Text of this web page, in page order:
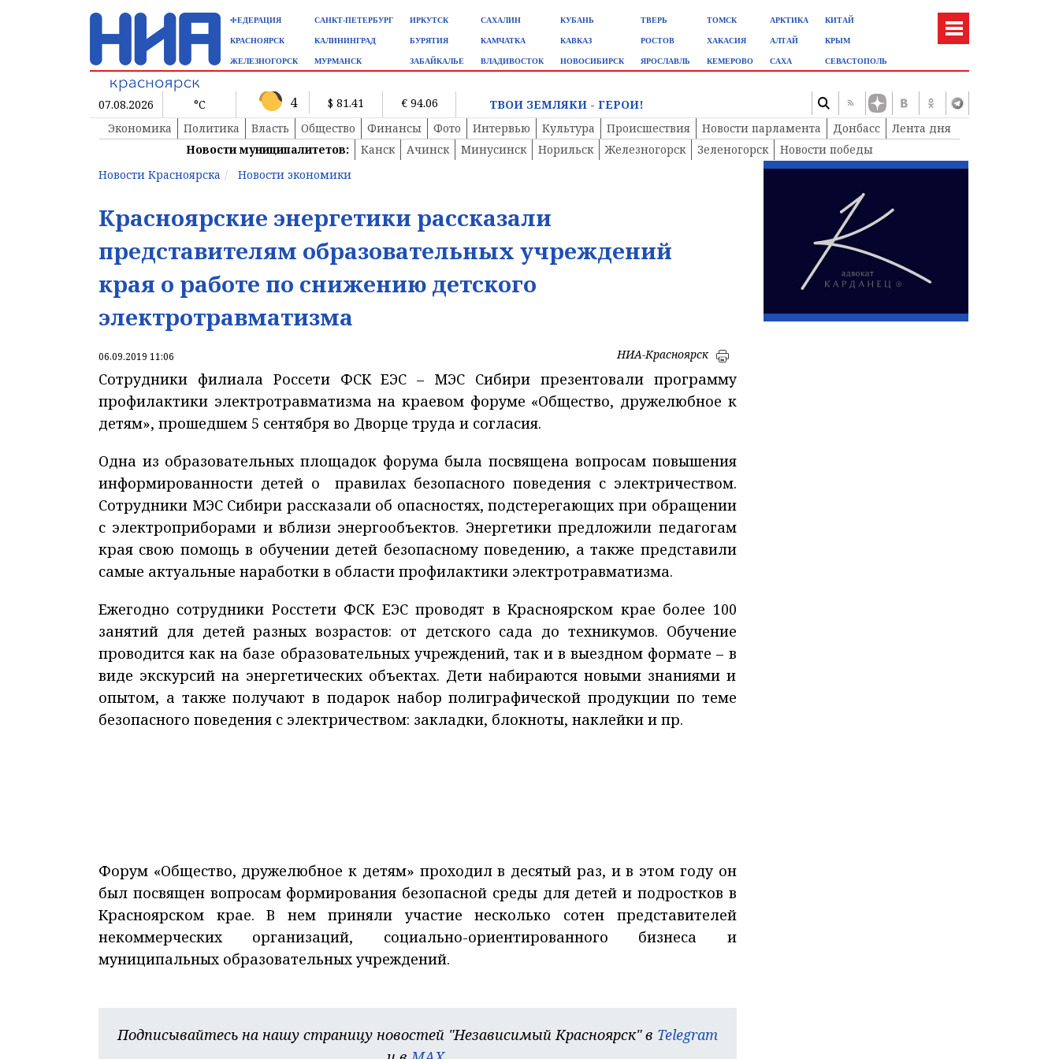
ФЕДЕРАЦИЯ
КРАСНОЯРСК
ЖЕЛЕЗНОГОРСК
САНКТ-ПЕТЕРБУРГ
КАЛИНИНГРАД
МУРМАНСК
ИРКУТСК
БУРЯТИЯ
ЗАБАЙКАЛЬЕ
САХАЛИН
КАМЧАТКА
ВЛАДИВОСТОК
КУБАНЬ
КАВКАЗ
НОВОСИБИРСК
ТВЕРЬ
РОСТОВ
ЯРОСЛАВЛЬ
ТОМСК
ХАКАСИЯ
КЕМЕРОВО
АРКТИКА
АЛТАЙ
САХА
КИТАЙ
КРЫМ
СЕВАСТОПОЛЬ
07.08.2026 °C 4 $ 81.41 € 94.06
ТВОИ ЗЕМЛЯКИ - ГЕРОИ!
Экономика
Политика Власть Общество Финансы Фото Интервью Культура Происшествия Новости парламента Донбасс
Лента дня
Новости муниципалитетов:
Канск Ачинск Минусинск Норильск Железногорск Зеленогорск
Новости победы
Новости Красноярска
Новости экономики
Красноярские энергетики рассказали
представителям образовательных учреждений
края о работе по снижению детского
электротравматизма
06.09.2019 11:06 НИА-Красноярск
Сотрудники филиала Россети ФСК ЕЭС – МЭС Сибири презентовали программу
профилактики электротравматизма на краевом форуме «Общество, дружелюбное к
детям», прошедшем 5 сентября во Дворце труда и согласия.
Одна из образовательных площадок форума была посвящена вопросам повышения
информированности детей о правилах безопасного поведения с электричеством.
Сотрудники МЭС Сибири рассказали об опасностях, подстерегающих при обращении
с электроприборами и вблизи энергообъектов. Энергетики предложили педагогам
края свою помощь в обучении детей безопасному поведению, а также представили
самые актуальные наработки в области профилактики электротравматизма.
Ежегодно сотрудники Росстети ФСК ЕЭС проводят в Красноярском крае более 100
занятий для детей разных возрастов: от детского сада до техникумов. Обучение
проводится как на базе образовательных учреждений, так и в выездном формате – в
виде экскурсий на энергетических объектах. Дети набираются новыми знаниями и
опытом, а также получают в подарок набор полиграфической продукции по теме
безопасного поведения с электричеством: закладки, блокноты, наклейки и пр.
Форум «Общество, дружелюбное к детям» проходил в десятый раз, и в этом году он
был посвящен вопросам формирования безопасной среды для детей и подростков в
Красноярском крае. В нем приняли участие несколько сотен представителей
некоммерческих организаций, социально-ориентированного бизнеса и
муниципальных образовательных учреждений.
Подписывайтесь на нашу страницу новостей "Независимый Красноярск" в Telegram